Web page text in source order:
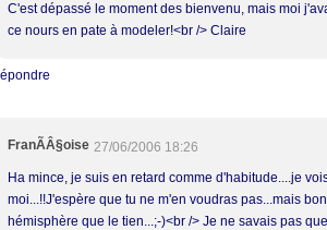
C'est dépassé le moment des bienvenu, mais moi
ce nours en pate à modeler!<br /> Claire
FranÃÂ§oise 27/06/2006 18:26
Ha mince, je suis en retard comme d'habitude....je
moi...!!J'espère que tu ne m'en voudras pas...mais
hémisphère que le tien...;-)<br /> Je ne savais pas